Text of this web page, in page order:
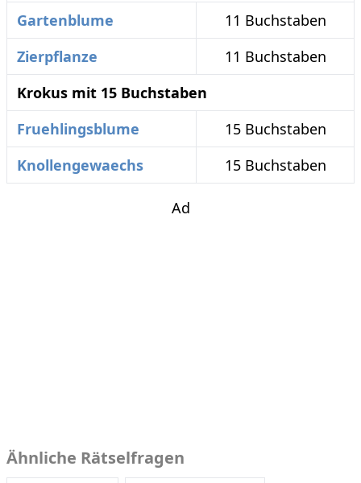
Gartenblume
11 Buchstaben
Zierpflanze
11 Buchstaben
Krokus mit 15 Buchstaben
Fruehlingsblume
15 Buchstaben
Knollengewaechs
15 Buchstaben
Ad
Ähnliche Rätselfragen